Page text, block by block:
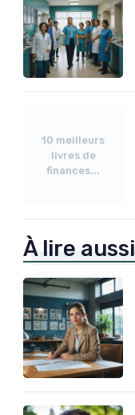
10 meilleurs
livres de
finances...
À lire aussi